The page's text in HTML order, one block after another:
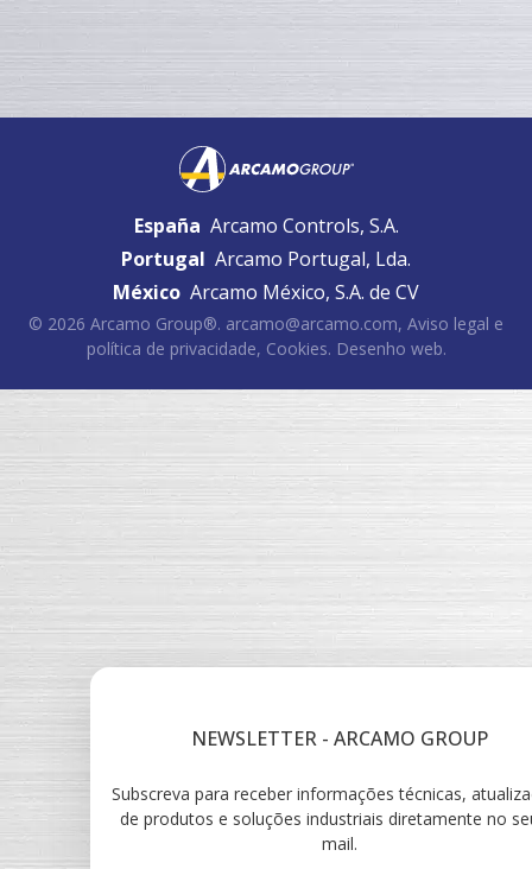
España Arcamo Controls, S.A.
Portugal Arcamo Portugal, Lda.
México Arcamo México, S.A. de CV
© 2026 Arcamo Group®. arcamo@arcamo.com, Aviso legal e
política de privacidade, Cookies. Desenho web.
NEWSLETTER - ARCAMO GROUP
Subscreva para receber informações técnicas,
de produtos e soluções industriais diretamente no
mail.